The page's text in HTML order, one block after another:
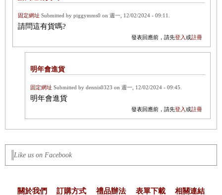
固定網址 Submitted by piggymms0 on 週一, 12/02/2024 - 09:11
請問這有貨嗎?
發表回應前，請先登入或註冊
明年會進貨
固定網址 Submitted by dennis0323 on 週一, 12/02/2024 - 09:45
明年會進貨
發表回應前，請先登入或註冊
Like us on Facebook
關於我們 訂購方式 禮品辦法 表單下載 相關連結